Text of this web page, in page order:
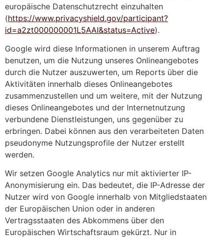
europäische Datenschutzrecht einzuhalten
(https://www.privacyshield.gov/participant?
id=a2zt000000001L5AAI&status=Active).
Google wird diese Informationen in unserem Auftrag
benutzen, um die Nutzung unseres Onlineangebotes
durch die Nutzer auszuwerten, um Reports über die
Aktivitäten innerhalb dieses Onlineangebotes
zusammenzustellen und um weitere, mit der Nutzung
dieses Onlineangebotes und der Internetnutzung
verbundene Dienstleistungen, uns gegenüber zu
erbringen. Dabei können aus den verarbeiteten Daten
pseudonyme Nutzungsprofile der Nutzer erstellt
werden.
Wir setzen Google Analytics nur mit aktivierter IP-
Anonymisierung ein. Das bedeutet, die IP-Adresse der
Nutzer wird von Google innerhalb von Mitgliedstaaten
der Europäischen Union oder in anderen
Vertragsstaaten des Abkommens über den
Europäischen Wirtschaftsraum gekürzt. Nur in